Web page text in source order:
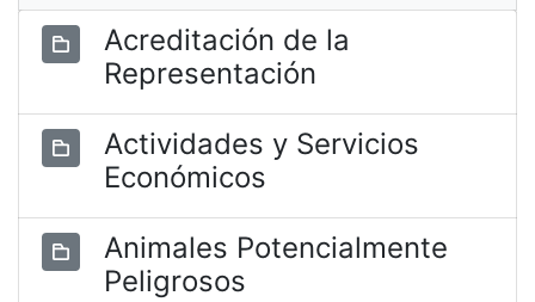
Acreditación de la
Representación
Actividades y Servicios
Económicos
Animales Potencialmente
Peligrosos